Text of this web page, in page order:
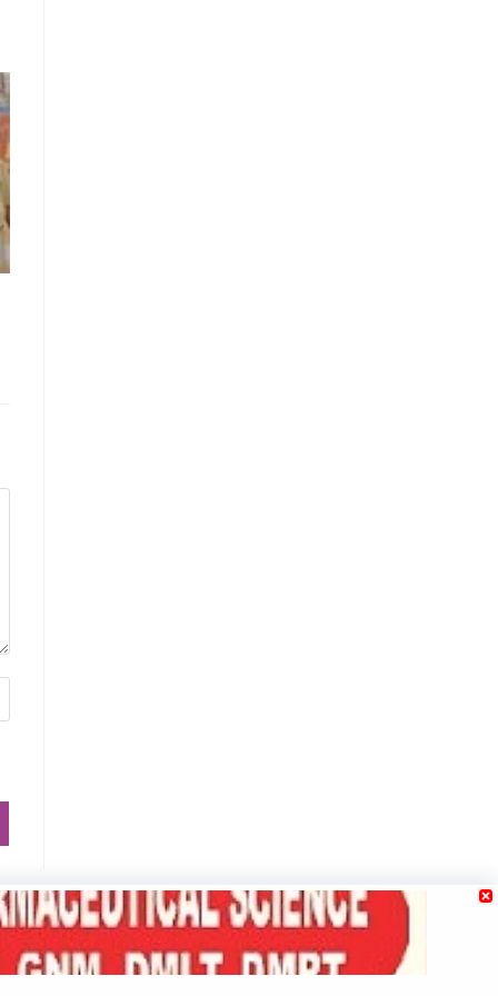
Contact us Our Team Privacy Policy Terms & Conditions